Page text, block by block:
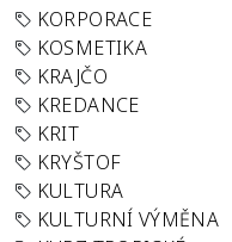
KORPORACE
KOSMETIKA
KRAJČO
KREDANCE
KRIT
KRYŠTOF
KULTURA
KULTURNÍ VÝMĚNA